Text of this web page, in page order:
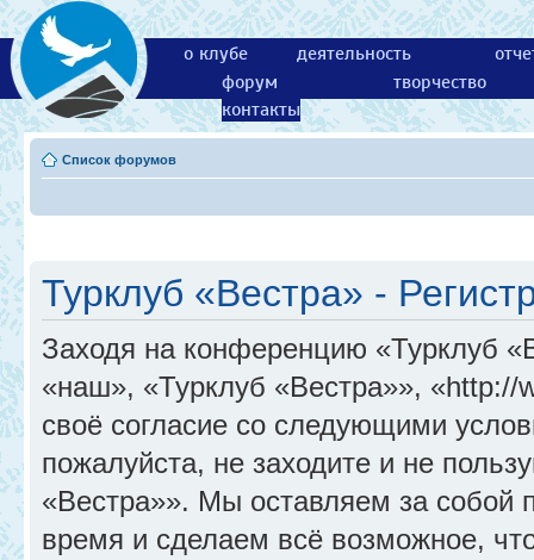
о клубе деятельность
форум
творчество
контакты
Список форумов
Турклуб «Вестра» -
Заходя на конференцию «Турклуб
«наш», «Турклуб «Вестра»»,
своё согласие со следующими
пожалуйста, не заходите и не
«Вестра»». Мы оставляем за собой
время и сделаем всё возможное,